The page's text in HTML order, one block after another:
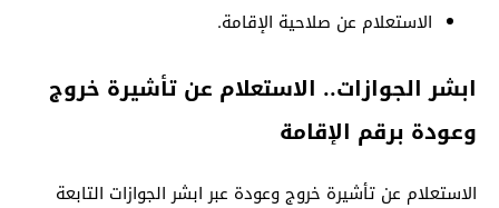
الاستعلام عن صلاحية الإقامة.
ابشر الجوازات.. الاستعلام عن تأشيرة خروج
وعودة برقم الإقامة
الاستعلام عن تأشيرة خروج وعودة عبر ابشر الجوازات التابعة